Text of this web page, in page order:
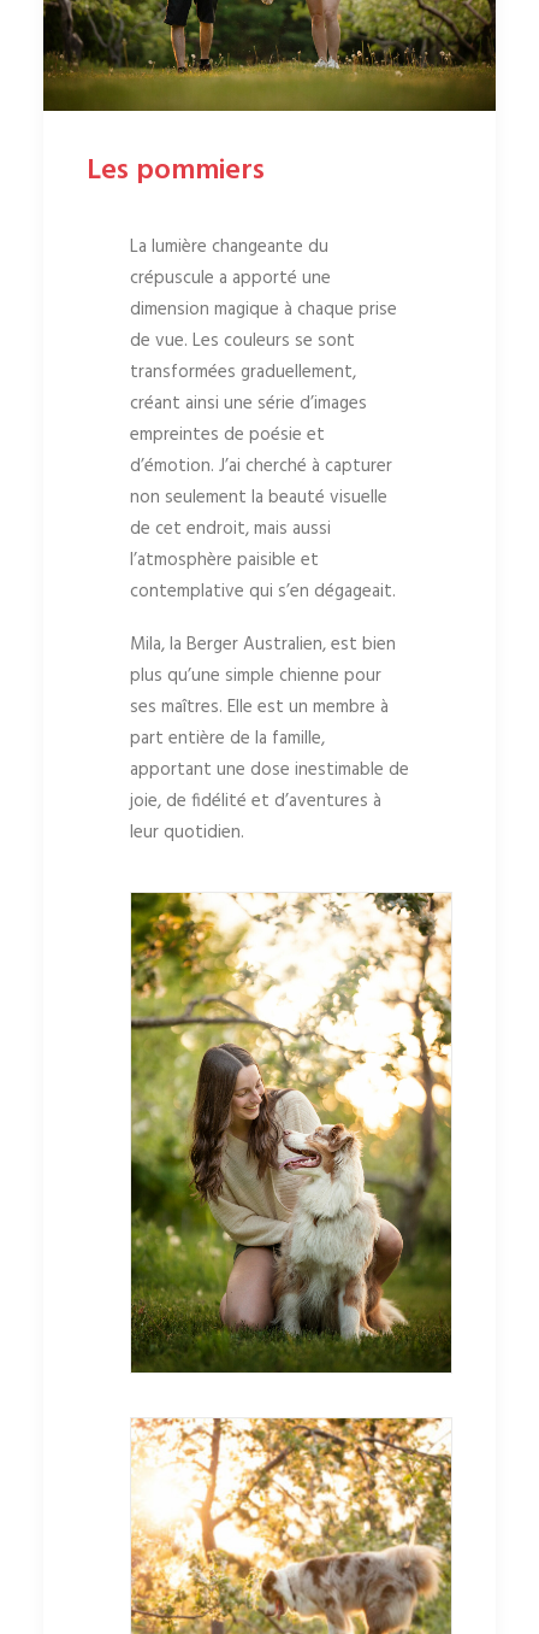
Les pommiers
La lumière changeante du
crépuscule a apporté une
dimension magique à chaque prise
de vue. Les couleurs se sont
transformées graduellement,
créant ainsi une série d’images
empreintes de poésie et
d’émotion. J’ai cherché à capturer
non seulement la beauté visuelle
de cet endroit, mais aussi
l’atmosphère paisible et
contemplative qui s’en dégageait.
Mila, la Berger Australien, est bien
plus qu’une simple chienne pour
ses maîtres. Elle est un membre à
part entière de la famille,
apportant une dose inestimable de
joie, de fidélité et d’aventures à
leur quotidien.